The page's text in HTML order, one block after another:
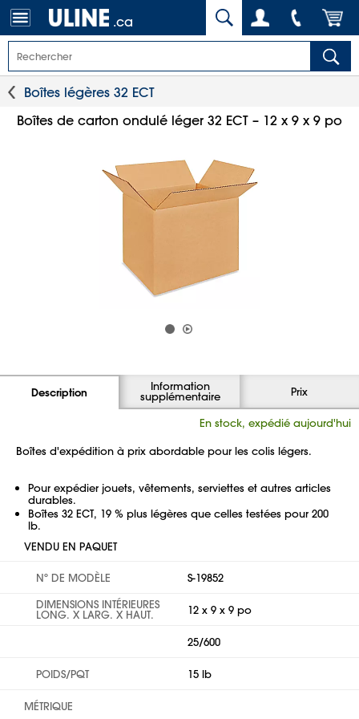
.ca
Boîtes légères 32 ECT
Boîtes de carton ondulé léger 32 ECT – 12 x 9 x 9 po
Description Information
supplémentaire Prix
En stock, expédié aujourd'hui
Boîtes d'expédition à prix abordable pour les colis légers.
Pour expédier jouets, vêtements, serviettes et autres articles
durables.
Boîtes 32 ECT, 19 % plus légères que celles testées pour 200
lb.
VENDU EN PAQUET
Nº DE MODÈLE
S-19852
DIMENSIONS INTÉRIEURES
LONG. X LARG. X HAUT. 12 x 9 x 9 po
25/600
POIDS/PQT 15 lb
MÉTRIQUE